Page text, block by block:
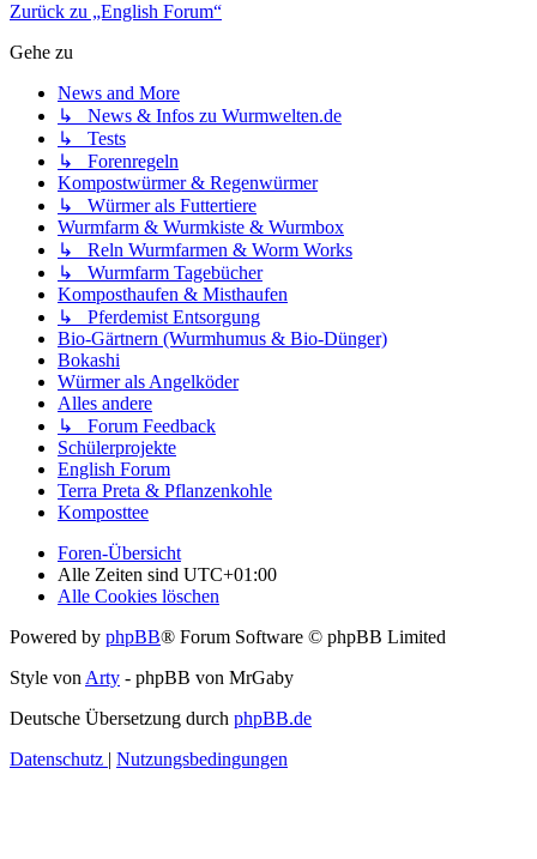
Zurück zu „English Forum“
Gehe zu
News and More
↳ News & Infos zu Wurmwelten.de
↳ Tests
↳ Forenregeln
Kompostwürmer & Regenwürmer
↳ Würmer als Futtertiere
Wurmfarm & Wurmkiste & Wurmbox
↳ Reln Wurmfarmen & Worm Works
↳ Wurmfarm Tagebücher
Komposthaufen & Misthaufen
↳ Pferdemist Entsorgung
Bio-Gärtnern (Wurmhumus & Bio-Dünger)
Bokashi
Würmer als Angelköder
Alles andere
↳ Forum Feedback
Schülerprojekte
English Forum
Terra Preta & Pflanzenkohle
Komposttee
Foren-Übersicht
Alle Zeiten sind UTC+01:00
Alle Cookies löschen
Powered by phpBB® Forum Software © phpBB Limited
Style von Arty - phpBB von MrGaby
Deutsche Übersetzung durch phpBB.de
Datenschutz | Nutzungsbedingungen